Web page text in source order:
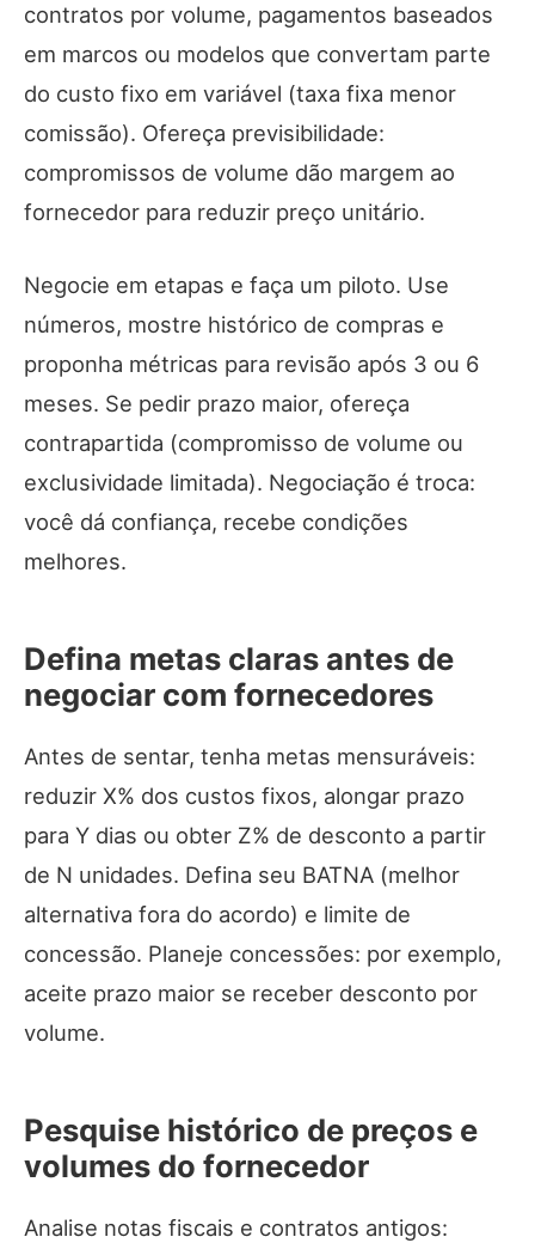
contratos por volume, pagamentos baseados
em marcos ou modelos que convertam parte
do custo fixo em variável (taxa fixa menor
comissão). Ofereça previsibilidade:
compromissos de volume dão margem ao
fornecedor para reduzir preço unitário.
Negocie em etapas e faça um piloto. Use
números, mostre histórico de compras e
proponha métricas para revisão após 3 ou 6
meses. Se pedir prazo maior, ofereça
contrapartida (compromisso de volume ou
exclusividade limitada). Negociação é troca:
você dá confiança, recebe condições
melhores.
Defina metas claras antes de
negociar com fornecedores
Antes de sentar, tenha metas mensuráveis:
reduzir X% dos custos fixos, alongar prazo
para Y dias ou obter Z% de desconto a partir
de N unidades. Defina seu BATNA (melhor
alternativa fora do acordo) e limite de
concessão. Planeje concessões: por exemplo,
aceite prazo maior se receber desconto por
volume.
Pesquise histórico de preços e
volumes do fornecedor
Analise notas fiscais e contratos antigos: